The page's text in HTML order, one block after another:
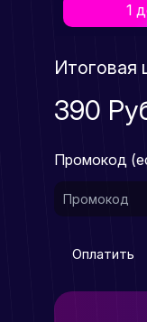
1
Итоговая
390
Промокод
Оплатить